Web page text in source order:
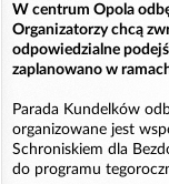
W centrum Opola
Organizatorzy chcą
odpowiedzialne
zaplanowano w
Parada Kundelków
organizowane jest
Schroniskiem dla
do programu